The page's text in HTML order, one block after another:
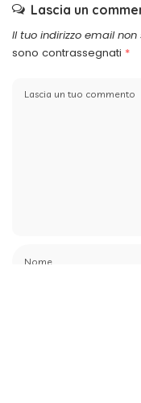
Lascia un
Il tuo indirizzo email
sono contrassegnati *